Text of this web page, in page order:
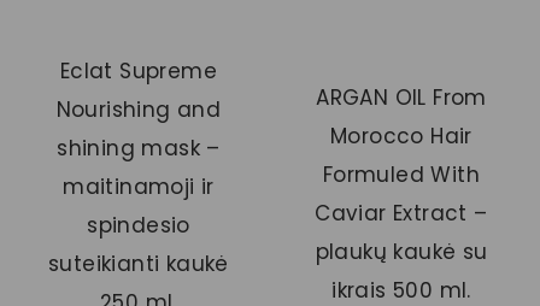
Eclat Supreme
Nourishing and
shining mask –
maitinamoji ir
spindesio
suteikianti kaukė
ARGAN OIL From
Morocco Hair
Formuled With
Caviar Extract –
plaukų kaukė su
ikrais 500 ml.